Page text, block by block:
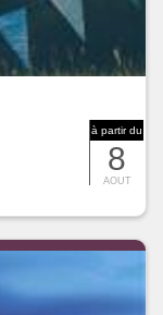
à partir du
8
AOUT